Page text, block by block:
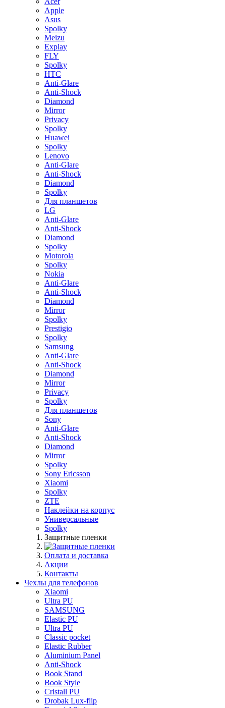
Apple
Asus
Spolky
Meizu
Explay
FLY
Spolky
HTC
Anti-Glare
Anti-Shock
Diamond
Mirror
Privacy
Spolky
Huawei
Spolky
Lenovo
Anti-Glare
Anti-Shock
Diamond
Spolky
Для планшетов
LG
Anti-Glare
Anti-Shock
Diamond
Spolky
Motorola
Spolky
Nokia
Anti-Glare
Anti-Shock
Diamond
Mirror
Spolky
Prestigio
Spolky
Samsung
Anti-Glare
Anti-Shock
Diamond
Mirror
Privacy
Spolky
Для планшетов
Sony
Anti-Glare
Anti-Shock
Diamond
Mirror
Spolky
Sony Ericsson
Xiaomi
Spolky
ZTE
Наклейки на корпус
Универсальные
Spolky
Защитные пленки
Оплата и доставка
Акции
Контакты
Чехлы для телефонов
Xiaomi
Ultra PU
SAMSUNG
Elastic PU
Ultra PU
Classic pocket
Elastic Rubber
Aluminium Panel
Anti-Shock
Book Stand
Book Style
Cristall PU
Drobak Lux-flip